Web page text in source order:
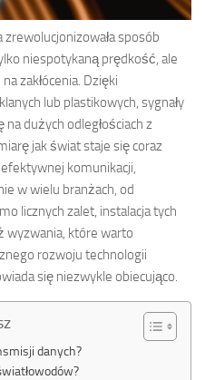
sposób
niespotykaną prędkość, ale
zakłócenia. Dzięki
lub plastikowych, sygnały
dużych odległościach z
jak świat staje się coraz
komunikacji,
w wielu branżach, od
licznych zalet, instalacja tych
wyzwania, które warto
rozwoju technologii
się niezwykle obiecująco.
danych?